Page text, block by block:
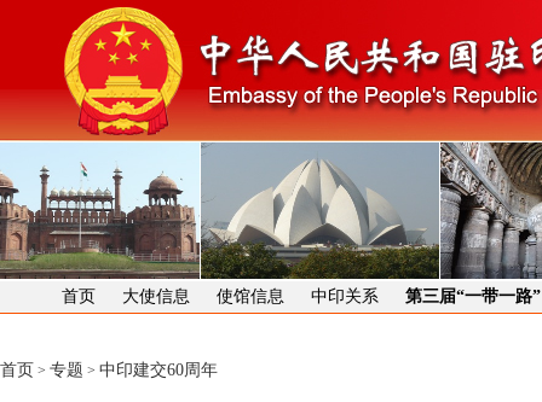
首页 大使信息 使馆信息 中印关系 第三届“一带一路
首页 > 专题 > 中印建交60周年